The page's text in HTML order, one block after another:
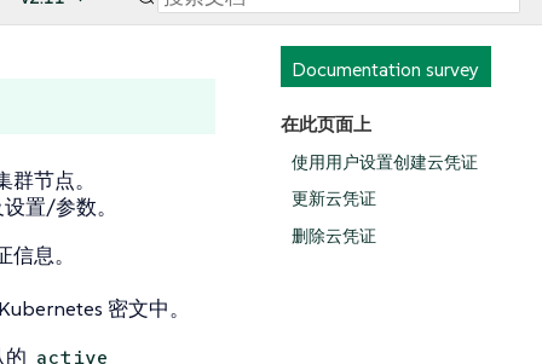
Documentation survey
在此页面上
使用用户设置创建云凭证
更新云凭证
删除云凭证
群节点。
置/参数。
息。
密文中。
的 active